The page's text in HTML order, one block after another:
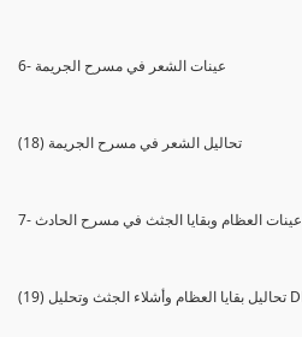
6- عينات الشعر في مسرح الجريمة
(18) تحاليل الشعر في مسرح الجريمة
7- عينات العظام وبقايا الجثث في مسرح الحادث